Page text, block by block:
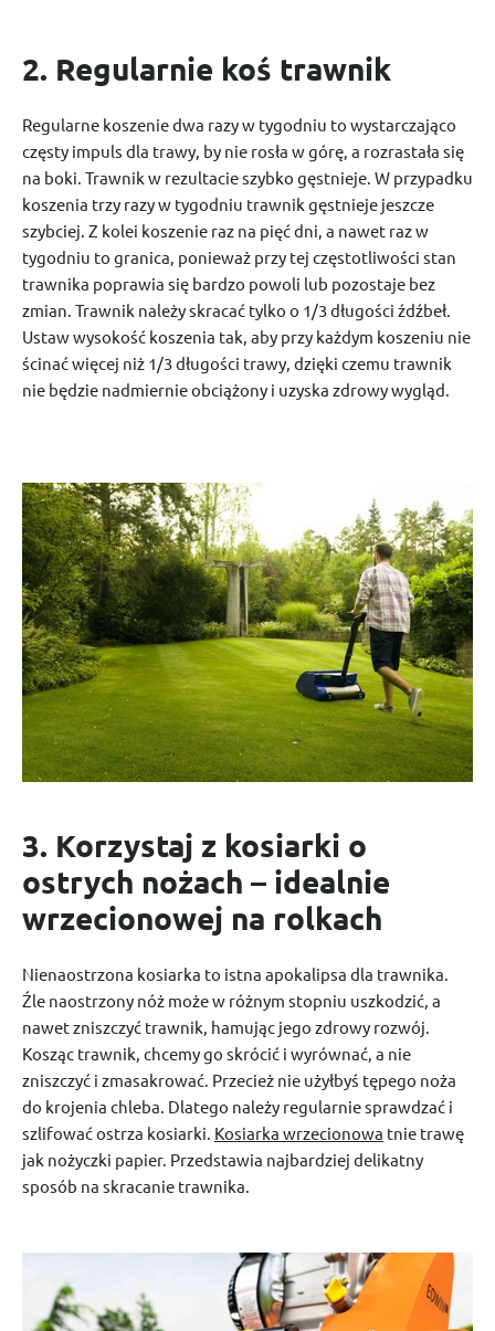
2. Regularnie koś trawnik
Regularne koszenie dwa razy w tygodniu to wystarczająco
częsty impuls dla trawy, by nie rosła w górę, a rozrastała się
na boki. Trawnik w rezultacie szybko gęstnieje. W przypadku
koszenia trzy razy w tygodniu trawnik gęstnieje jeszcze
szybciej. Z kolei koszenie raz na pięć dni, a nawet raz w
tygodniu to granica, ponieważ przy tej częstotliwości stan
trawnika poprawia się bardzo powoli lub pozostaje bez
zmian. Trawnik należy skracać tylko o 1/3 długości źdźbeł.
Ustaw wysokość koszenia tak, aby przy każdym koszeniu nie
ścinać więcej niż 1/3 długości trawy, dzięki czemu trawnik
nie będzie nadmiernie obciążony i uzyska zdrowy wygląd.
3. Korzystaj z kosiarki o
ostrych nożach – idealnie
wrzecionowej na rolkach
Nienaostrzona kosiarka to istna apokalipsa dla trawnika.
Źle naostrzony nóż może w różnym stopniu uszkodzić, a
nawet zniszczyć trawnik, hamując jego zdrowy rozwój.
Kosząc trawnik, chcemy go skrócić i wyrównać, a nie
zniszczyć i zmasakrować. Przecież nie użyłbyś tępego noża
do krojenia chleba. Dlatego należy regularnie sprawdzać i
szlifować ostrza kosiarki. Kosiarka wrzecionowa tnie trawę
jak nożyczki papier. Przedstawia najbardziej delikatny
sposób na skracanie trawnika.